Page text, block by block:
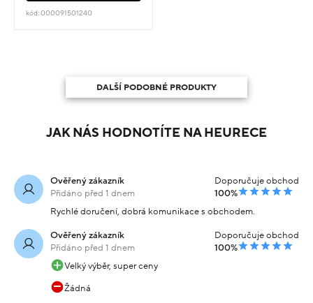
kód: 000091501240
DALŠÍ PODOBNÉ PRODUKTY
JAK NÁS HODNOTÍTE NA HEURECE
Ověřený zákazník
Přidáno před 1 dnem
Doporučuje obchod
100%
Rychlé doručení, dobrá komunikace s obchodem.
Ověřený zákazník
Přidáno před 1 dnem
Doporučuje obchod
100%
Velký výběr, super ceny
Žádná